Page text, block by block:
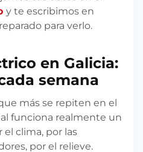
y te escribimos en
para verlo.
en Galicia:
semana
más se repiten en el
funciona realmente un
el clima, por las
por el relieve.